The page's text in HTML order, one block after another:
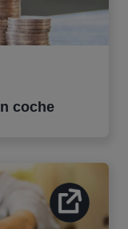
coche